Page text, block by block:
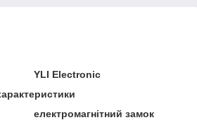
YLI Electronic
електромагнітний замок